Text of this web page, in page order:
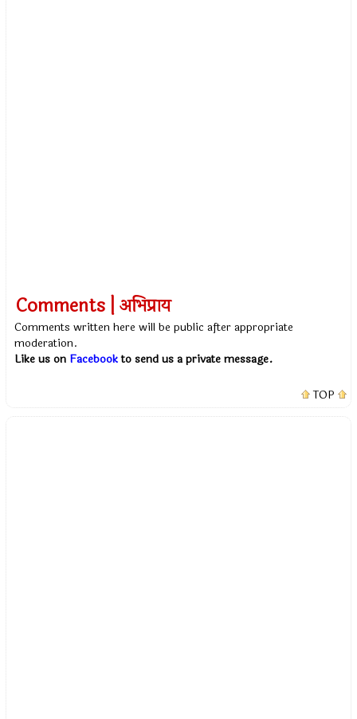
Comments | अभिप्राय
Comments written here will be public after appropriate
moderation.
Like us on Facebookto send us a private message.
TOP